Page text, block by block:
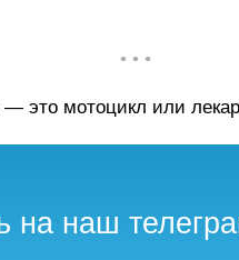
• • •
это мотоцикл или
на наш